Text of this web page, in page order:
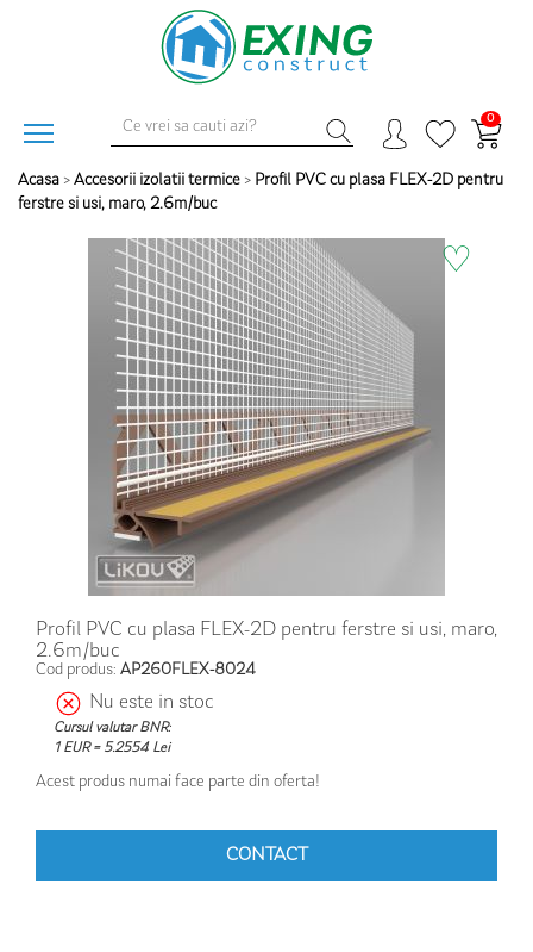
0
Acasa > Accesorii izolatii termice > Profil PVC cu plasa FLEX-2D pentru
ferstre si usi, maro, 2.6m/buc
♡
Profil PVC cu plasa FLEX-2D pentru ferstre si usi, maro,
2.6m/buc
Cod produs: AP260FLEX-8024
Nu este in stoc
Cursul valutar BNR:
1 EUR = 5.2554 Lei
Acest produs numai face parte din oferta!
CONTACT